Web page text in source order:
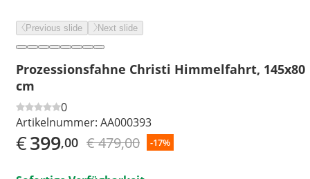
Previous slide Next slide
Prozessionsfahne Christi Himmelfahrt, 145x80
cm
0
Artikelnummer: AA000393
€399,00 € 479,00 -17%